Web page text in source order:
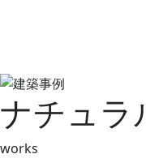
ナチュラ
works